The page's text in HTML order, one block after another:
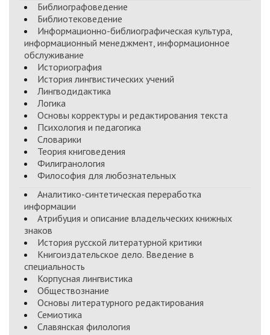
Библиографоведение
Библиотековедение
Информационно-библиографическая культура,
информационный менеджмент, информационное
обслуживание
Историография
История лингвистических учений
Лингводидактика
Логика
Основы корректуры и редактирования текста
Психология и педагогика
Словарики
Теория книговедения
Филигранология
Философия для любознательных
Аналитико-синтетическая переработка
информации
Атрибуция и описание владельческих книжных
знаков
История русской литературной критики
Книгоиздательское дело. Введение в
специальность
Корпусная лингвистика
Обществознание
Основы литературного редактирования
Семиотика
Славянская филология